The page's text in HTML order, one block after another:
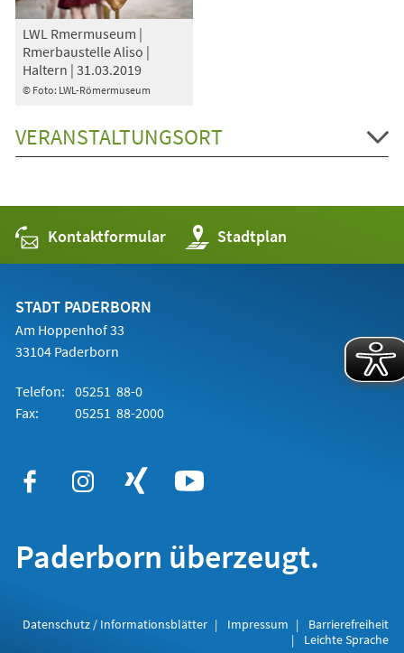
© Foto: LWL-Römermuseum
LWL Rmermuseum |
Rmerbaustelle Aliso |
Haltern | 31.03.2019
VERANSTALTUNGSORT
Kontaktformular Stadtplan
(Öffnet
in
einem
STADT PADERBORN
Am Hoppenhof 33
33104 Paderborn
Telefon: 05251 88-0
Fax:
05251 88-2000
Paderborn überzeugt.
Datenschutz / Informationsblätter Impressum
Barrierefreiheit
Leichte Sprache